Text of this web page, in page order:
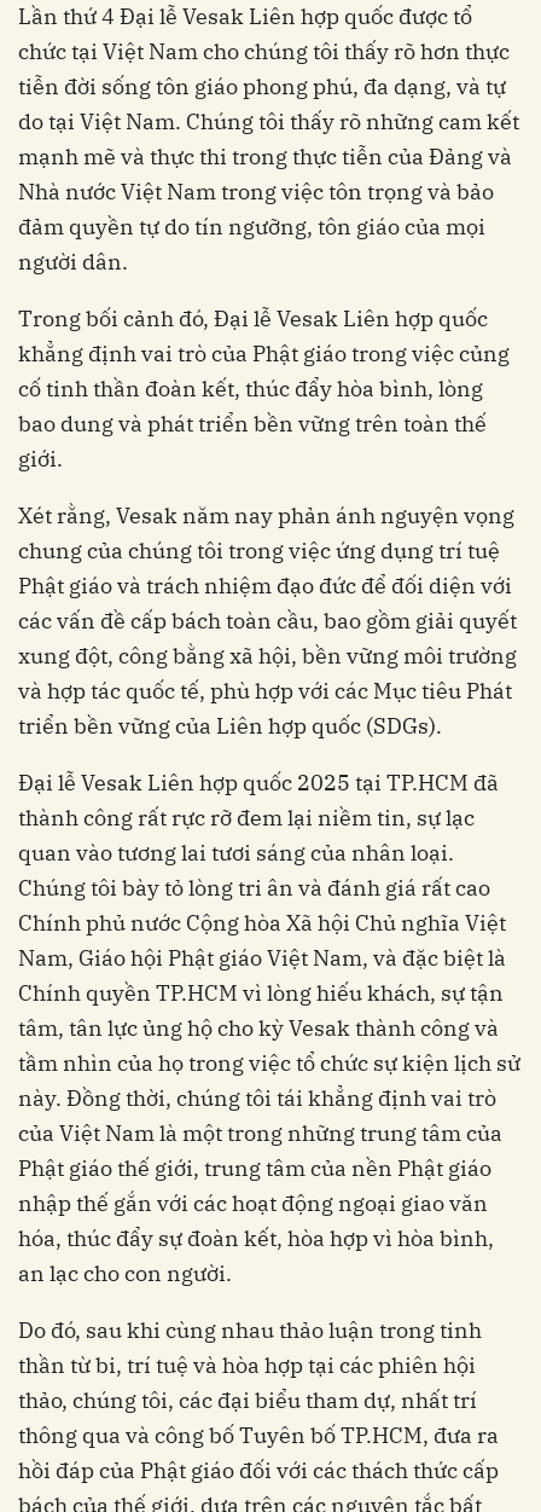
Lần thứ 4 Đại lễ Vesak Liên hợp quốc được tổ
chức tại Việt Nam cho chúng tôi thấy rõ hơn thực
tiễn đời sống tôn giáo phong phú, đa dạng, và tự
do tại Việt Nam. Chúng tôi thấy rõ những cam kết
mạnh mẽ và thực thi trong thực tiễn của Đảng và
Nhà nước Việt Nam trong việc tôn trọng và bảo
đảm quyền tự do tín ngưỡng, tôn giáo của mọi
người dân.
Trong bối cảnh đó, Đại lễ Vesak Liên hợp quốc
khẳng định vai trò của Phật giáo trong việc củng
cố tinh thần đoàn kết, thúc đẩy hòa bình, lòng
bao dung và phát triển bền vững trên toàn thế
giới.
Xét rằng, Vesak năm nay phản ánh nguyện vọng
chung của chúng tôi trong việc ứng dụng trí tuệ
Phật giáo và trách nhiệm đạo đức để đối diện với
các vấn đề cấp bách toàn cầu, bao gồm giải quyết
xung đột, công bằng xã hội, bền vững môi trường
và hợp tác quốc tế, phù hợp với các Mục tiêu Phát
triển bền vững của Liên hợp quốc (SDGs).
Đại lễ Vesak Liên hợp quốc 2025 tại TP.HCM đã
thành công rất rực rỡ đem lại niềm tin, sự lạc
quan vào tương lai tươi sáng của nhân loại.
Chúng tôi bày tỏ lòng tri ân và đánh giá rất cao
Chính phủ nước Cộng hòa Xã hội Chủ nghĩa Việt
Nam, Giáo hội Phật giáo Việt Nam, và đặc biệt là
Chính quyền TP.HCM vì lòng hiếu khách, sự tận
tâm, tân lực ủng hộ cho kỳ Vesak thành công và
tầm nhìn của họ trong việc tổ chức sự kiện lịch sử
này. Đồng thời, chúng tôi tái khẳng định vai trò
của Việt Nam là một trong những trung tâm của
Phật giáo thế giới, trung tâm của nền Phật giáo
nhập thế gắn với các hoạt động ngoại giao văn
hóa, thúc đẩy sự đoàn kết, hòa hợp vì hòa bình,
an lạc cho con người.
Do đó, sau khi cùng nhau thảo luận trong tinh
thần từ bi, trí tuệ và hòa hợp tại các phiên hội
thảo, chúng tôi, các đại biểu tham dự, nhất trí
thông qua và công bố Tuyên bố TP.HCM, đưa ra
hồi đáp của Phật giáo đối với các thách thức cấp
bách của thế giới, dựa trên các nguyên tắc bất